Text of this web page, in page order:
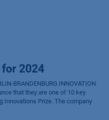
for 2024
BRANDENBURG INNOVATION
that they are one of 10 key
Innovations Prize. The company